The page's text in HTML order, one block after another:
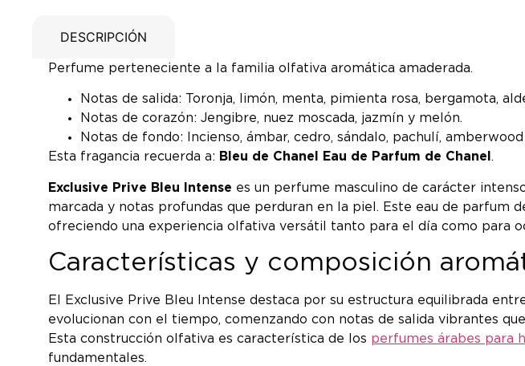
DESCRIPCIÓN
Perfume perteneciente a la familia olfativa aromática amaderada.
Notas de salida: Toronja, limón, menta, pimienta rosa, bergamota,
Notas de corazón: Jengibre, nuez moscada, jazmín y melón.
Notas de fondo: Incienso, ámbar, cedro, sándalo, pachulí, amberwood
Esta fragancia recuerda a: Bleu de Chanel Eau de Parfum de Chanel .
Exclusive Prive Bleu Intense es un perfume masculino de carácter
marcada y notas profundas que perduran en la piel. Este eau de parfum
ofreciendo una experiencia olfativa versátil tanto para el día como para
Características y composición
El Exclusive Prive Bleu Intense destaca por su estructura equilibrada
evolucionan con el tiempo, comenzando con notas de salida vibrantes
Esta construcción olfativa es característica de los perfumes árabes para
fundamentales.